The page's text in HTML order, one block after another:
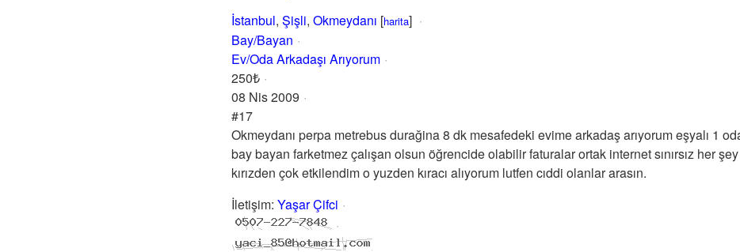
İstanbul, Şişli, Okmeydanı [harita]
Bay/Bayan
Ev/Oda Arkadaşı Arıyorum
250₺
08 Nis 2009
#17
Okmeydanı perpa metrebus durağina 8 dk mesafedeki evime arkadaş arıyorum eşyalı 1
bay bayan farketmez çalışan olsun öğrencide olabilir faturalar ortak internet sınırsız her
kırızden çok etkilendim o yuzden kıracı alıyorum lutfen cıddi olanlar arasın.
İletişim: Yaşar Çifci